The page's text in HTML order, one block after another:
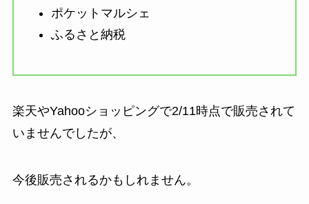
ポケットマルシェ
ふるさと納税
楽天やYahooショッピングで2/11時点で販売されて
いませんでしたが、
今後販売されるかもしれません。